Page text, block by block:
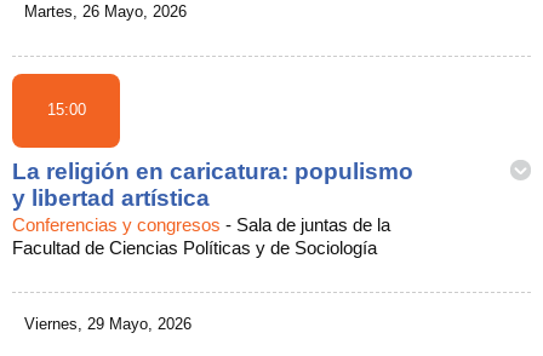
Martes, 26 Mayo, 2026
15:00
La religión en caricatura: populismo
y libertad artística
Conferencias y congresos - Sala de juntas de la
Facultad de Ciencias Políticas y de Sociología
Viernes, 29 Mayo, 2026